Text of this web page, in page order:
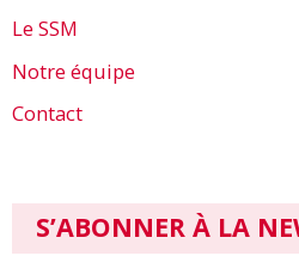
Le SSM
Notre équipe
Contact
S’ABONNER À LA